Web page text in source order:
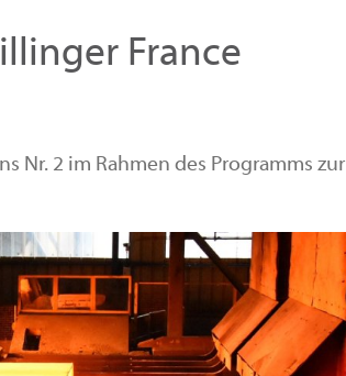
France
Nr. 2 im Rahmen des Programms zur